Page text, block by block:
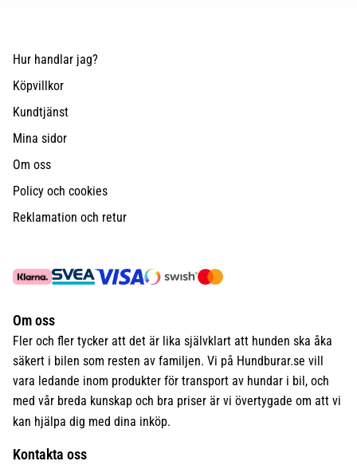
Hur handlar jag?
Köpvillkor
Kundtjänst
Mina sidor
Om oss
Policy och cookies
Reklamation och retur
Om oss
Fler och fler tycker att det är lika självklart att hunden ska åka
säkert i bilen som resten av familjen. Vi på Hundburar.se vill
vara ledande inom produkter för transport av hundar i bil, och
med vår breda kunskap och bra priser är vi övertygade om att vi
kan hjälpa dig med dina inköp.
Kontakta oss